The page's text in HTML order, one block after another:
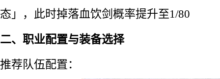
态」，此时掉落血饮剑概率提升至1/80
二、职业配置与装备选择
推荐队伍配置：